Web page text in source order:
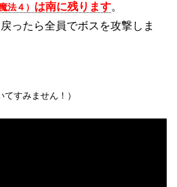
魔法４） は南に残ります。
ったら全員でボスを攻撃しま
てすみません！）